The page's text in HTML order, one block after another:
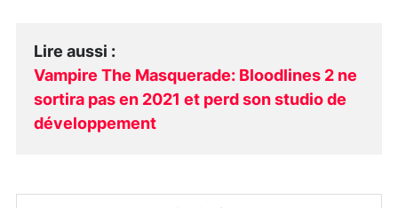
Lire aussi :
Vampire The Masquerade: Bloodlines 2 ne
sortira pas en 2021 et perd son studio de
développement